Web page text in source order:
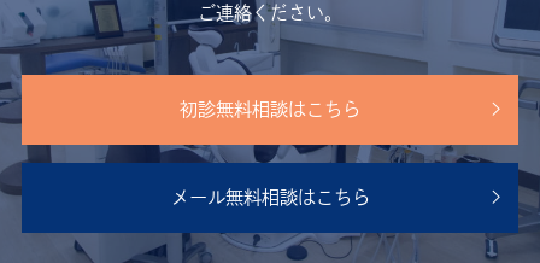
ご連絡ください。
初診無料相談はこちら
メール無料相談はこちら